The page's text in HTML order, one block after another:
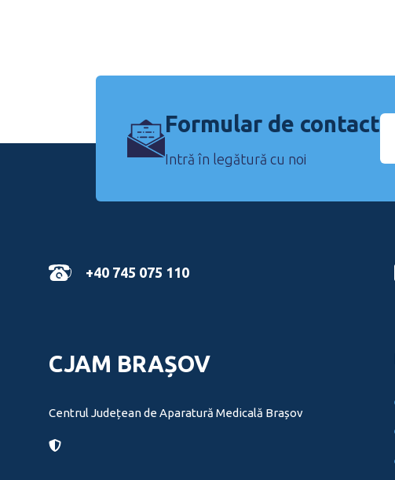
Formular de contact
Intră în legătură cu noi
+40 745 075 110
CJAM BRAȘOV
Centrul Județean de Aparatură Medicală Brașov